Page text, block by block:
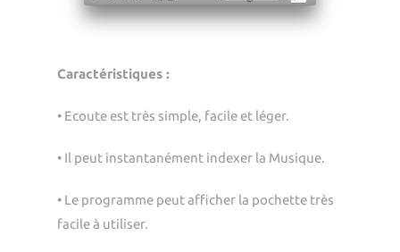
Caractéristiques :
• Ecoute est très simple, facile et léger.
• Il peut instantanément indexer la Musique.
• Le programme peut afficher la pochette très
facile à utiliser.